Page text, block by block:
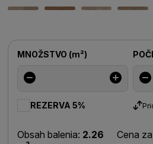
MNOŽSTVO (m²)
REZERVA 5%
Obsah balenia: 2.26
Cena